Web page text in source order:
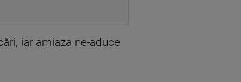
iar amiaza ne-aduce